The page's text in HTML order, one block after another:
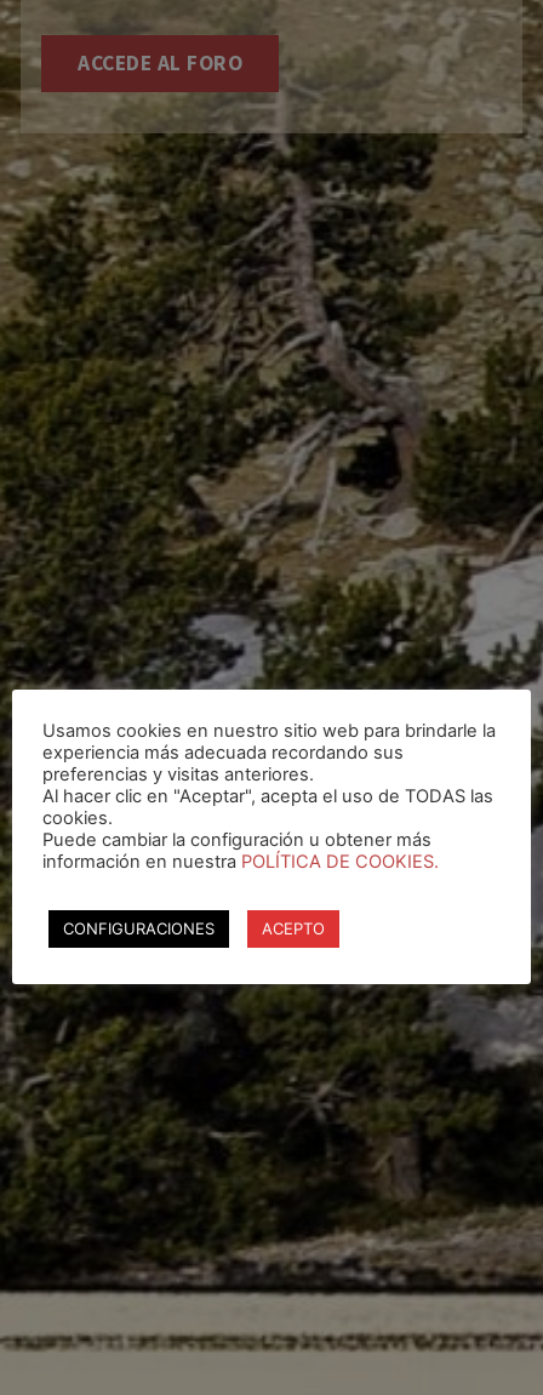
ACCEDE AL FORO
Usamos cookies en nuestro sitio web para brindarle la
experiencia más adecuada recordando sus
preferencias y visitas anteriores.
Al hacer clic en "Aceptar", acepta el uso de TODAS las
cookies.
Puede cambiar la configuración u obtener más
información en nuestra POLÍTICA DE COOKIES.
CONFIGURACIONES ACEPTO